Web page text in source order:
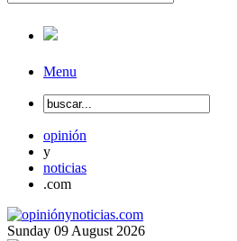
Menu
opinión
y
noticias
.com
Sunday 09 August 2026